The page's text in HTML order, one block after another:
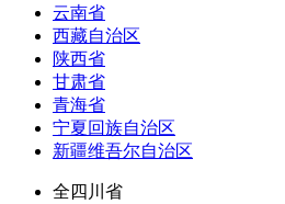
云南省
西藏自治区
陕西省
甘肃省
青海省
宁夏回族自治区
新疆维吾尔自治区
全四川省